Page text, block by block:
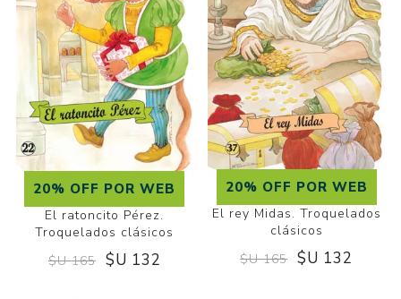
20% OFF POR WEB
El ratoncito Pérez.
Troquelados clásicos
$U 165 $U 132
20% OFF POR WEB
El rey Midas. Troquelados
clásicos
$U 165 $U 132